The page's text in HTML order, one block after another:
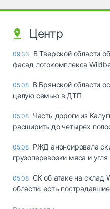
Центр
09:33
В Тверской области
фасад логокомплекса
05.08 В Брянской области
целую семью в ДТП
05.08 Часть дороги из
расширить до четырех
05.08 РЖД анонсировала
грузоперевозки мяса и угля
05.08 СК об атаке на склад
области: есть пострадавшие